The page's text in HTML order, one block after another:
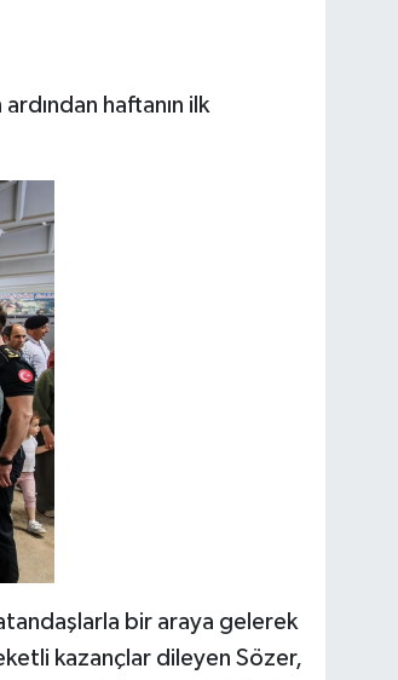
haftanın ilk
bir araya gelerek
kazançlar dileyen Sözer,